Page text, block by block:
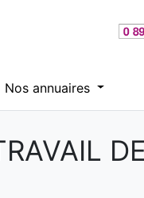
Nos annuaires